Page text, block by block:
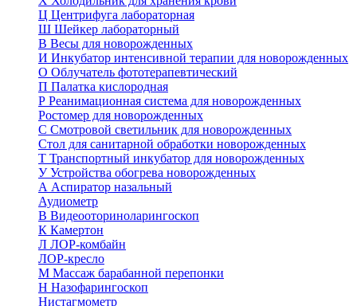
Ц Центрифуга лабораторная
Ш Шейкер лабораторный
В Весы для новорожденных
И Инкубатор интенсивной терапии для новорожденных
О Облучатель фототерапевтический
П Палатка кислородная
Р Реанимационная система для новорожденных
Ростомер для новорожденных
С Смотровой светильник для новорожденных
Стол для санитарной обработки новорожденных
Т Транспортный инкубатор для новорожденных
УУстройства обогрева новорожденных
А Аспиратор назальный
Аудиометр
В Видеооториноларингоскоп
К Камертон
Л ЛОР-комбайн
ЛОР-кресло
М Массаж барабанной перепонки
Н Назофарингоскоп
Нистагмометр